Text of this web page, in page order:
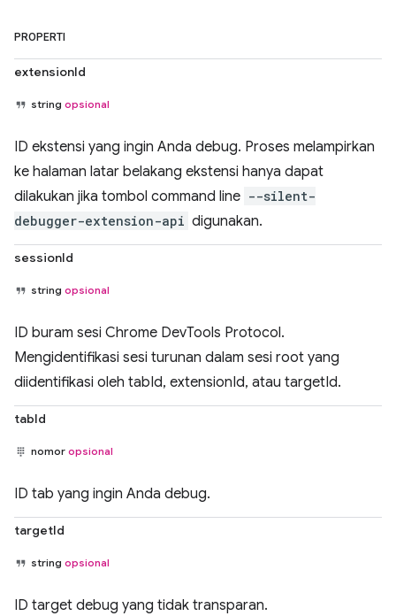
PROPERTI
extensionId
string opsional
ID ekstensi yang ingin Anda debug. Proses melampirkan
ke halaman latar belakang ekstensi hanya dapat
dilakukan jika tombol command line --silent-
debugger-extension-api digunakan.
sessionId
string opsional
ID buram sesi Chrome DevTools Protocol.
Mengidentifikasi sesi turunan dalam sesi root yang
diidentifikasi oleh tabId, extensionId, atau targetId.
tabId
nomor opsional
ID tab yang ingin Anda debug.
targetId
string opsional
ID target debug yang tidak transparan.